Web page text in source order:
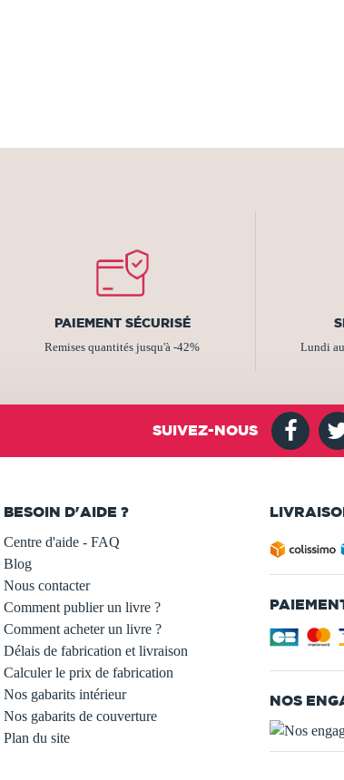
PAIEMENT SÉCURISÉ
Remises quantités jusqu'à -42% Lundi
SUIVEZ-NOUS
BESOIN D'AIDE ?
Centre d'aide - FAQ
Blog
Nous contacter
Comment publier un livre ?
Comment acheter un livre ?
Délais de fabrication et livraison
Calculer le prix de fabrication
Nos gabarits intérieur
Nos gabarits de couverture
Plan du site
NOS